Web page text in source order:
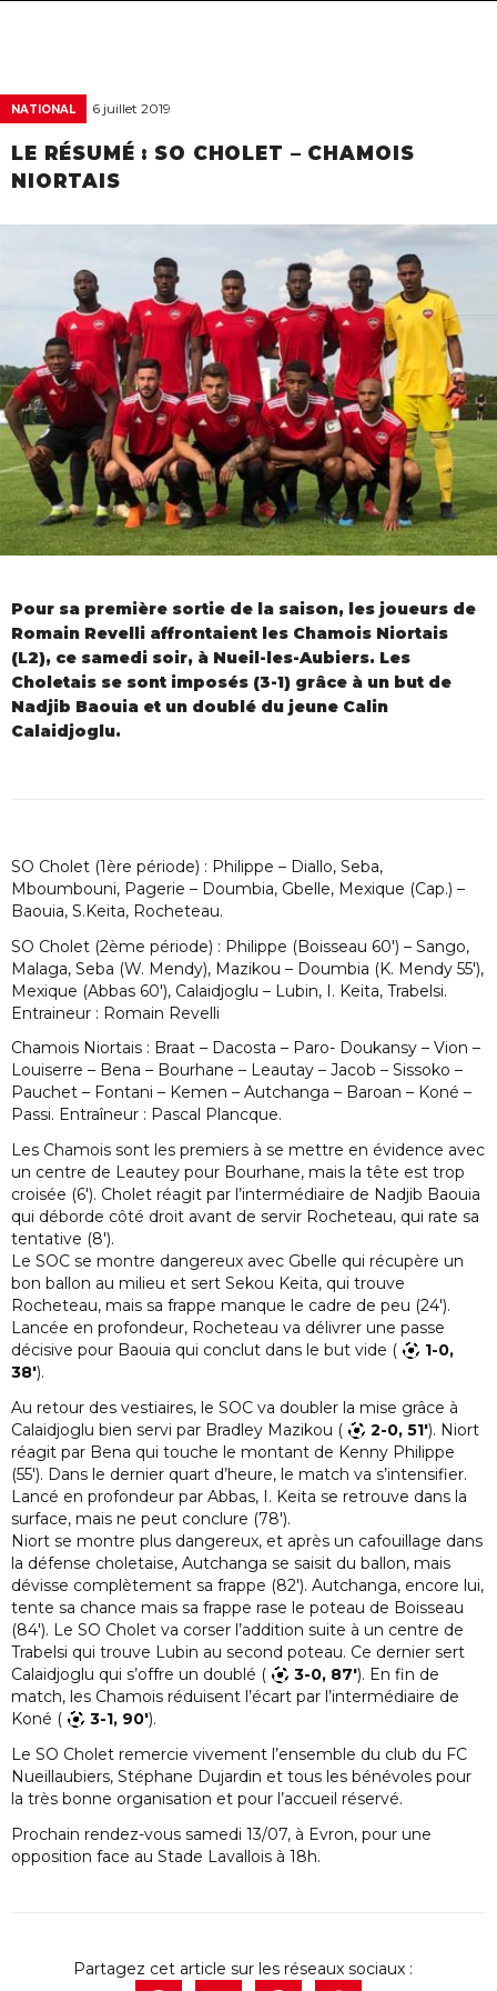
NATIONAL 6 juillet 2019
LE RÉSUMÉ : SO CHOLET – CHAMOIS
NIORTAIS
Pour sa première sortie de la saison, les joueurs de
Romain Revelli affrontaient les Chamois Niortais
(L2), ce samedi soir, à Nueil-les-Aubiers. Les
Choletais se sont imposés (3-1) grâce à un but de
Nadjib Baouia et un doublé du jeune Calin
Calaidjoglu.
SO Cholet (1ère période) : Philippe – Diallo, Seba,
Mboumbouni, Pagerie – Doumbia, Gbelle, Mexique (Cap.) –
Baouia, S.Keita, Rocheteau.
SO Cholet (2ème période) : Philippe (Boisseau 60′) – Sango,
Malaga, Seba (W. Mendy), Mazikou – Doumbia (K. Mendy 55′),
Mexique (Abbas 60′), Calaidjoglu – Lubin, I. Keita, Trabelsi.
Entraineur : Romain Revelli
Chamois Niortais : Braat – Dacosta – Paro- Doukansy – Vion –
Louiserre – Bena – Bourhane – Leautay – Jacob – Sissoko –
Pauchet – Fontani – Kemen – Autchanga – Baroan – Koné –
Passi. Entraîneur : Pascal Plancque.
Les Chamois sont les premiers à se mettre en évidence avec
un centre de Leautey pour Bourhane, mais la tête est trop
croisée (6′). Cholet réagit par l’intermédiaire de Nadjib Baouia
qui déborde côté droit avant de servir Rocheteau, qui rate sa
tentative (8′).
Le SOC se montre dangereux avec Gbelle qui récupère un
bon ballon au milieu et sert Sekou Keita, qui trouve
Rocheteau, mais sa frappe manque le cadre de peu (24′).
Lancée en profondeur, Rocheteau va délivrer une passe
décisive pour Baouia qui conclut dans le but vide (
1-0,
38′).
Au retour des vestiaires, le SOC va doubler la mise grâce à
Calaidjoglu bien servi par Bradley Mazikou (
2-0, 51′). Niort
réagit par Bena qui touche le montant de Kenny Philippe
(55′). Dans le dernier quart d’heure, le match va s’intensifier.
Lancé en profondeur par Abbas, I. Keita se retrouve dans la
surface, mais ne peut conclure (78′).
Niort se montre plus dangereux, et après un cafouillage dans
la défense choletaise, Autchanga se saisit du ballon, mais
dévisse complètement sa frappe (82′). Autchanga, encore lui,
tente sa chance mais sa frappe rase le poteau de Boisseau
(84′). Le SO Cholet va corser l’addition suite à un centre de
Trabelsi qui trouve Lubin au second poteau. Ce dernier sert
Calaidjoglu qui s’offre un doublé (
3-0, 87′). En fin de
match, les Chamois réduisent l’écart par l’intermédiaire de
Koné (
3-1, 90′).
Le SO Cholet remercie vivement l’ensemble du club du FC
Nueillaubiers, Stéphane Dujardin et tous les bénévoles pour
la très bonne organisation et pour l’accueil réservé.
Prochain rendez-vous samedi 13/07, à Evron, pour une
opposition face au Stade Lavallois à 18h.